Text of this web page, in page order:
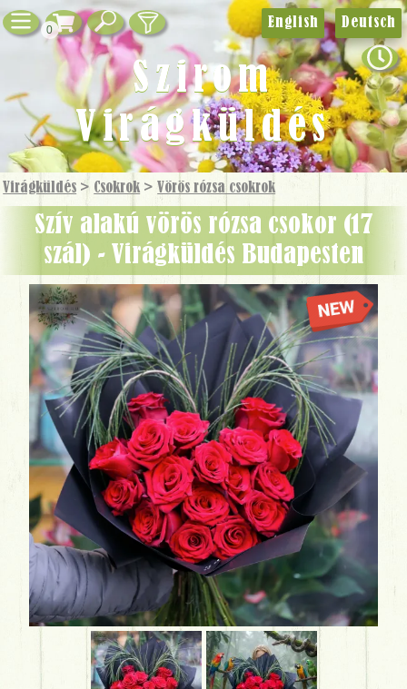
0
Virágküldés > Csokrok > Vörös rózsa csokrok
Szív alakú vörös rózsa csokor (17
szál) - Virágküldés Budapesten
English Deutsch
Szirom
Virágküldés